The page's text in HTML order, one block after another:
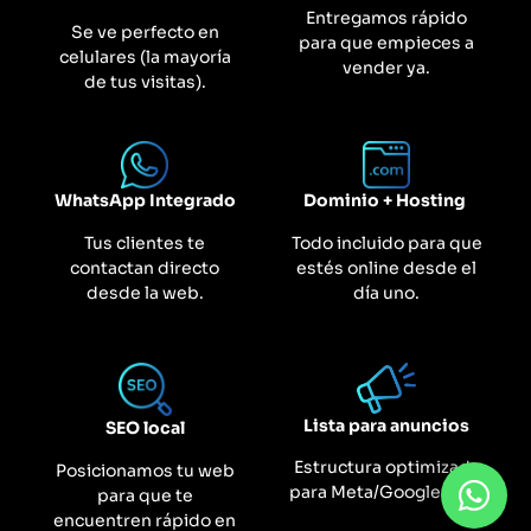
Se ve perfecto en
celulares (la mayoría
de tus visitas).
Entregamos rápido
para que empieces a
vender ya.
WhatsApp Integrado
Tus clientes te
contactan directo
desde la web.
Dominio + Hosting
Todo incluido para que
estés online desde el
día uno.
SEO local
Posicionamos tu web
para que te
encuentren rápido en
Lista para anuncios
Estructura optimizada
para Meta/Google Ads.